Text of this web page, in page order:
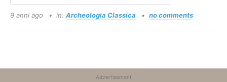
9 anni ago in: Archeologia Classica no comments
Advertisement